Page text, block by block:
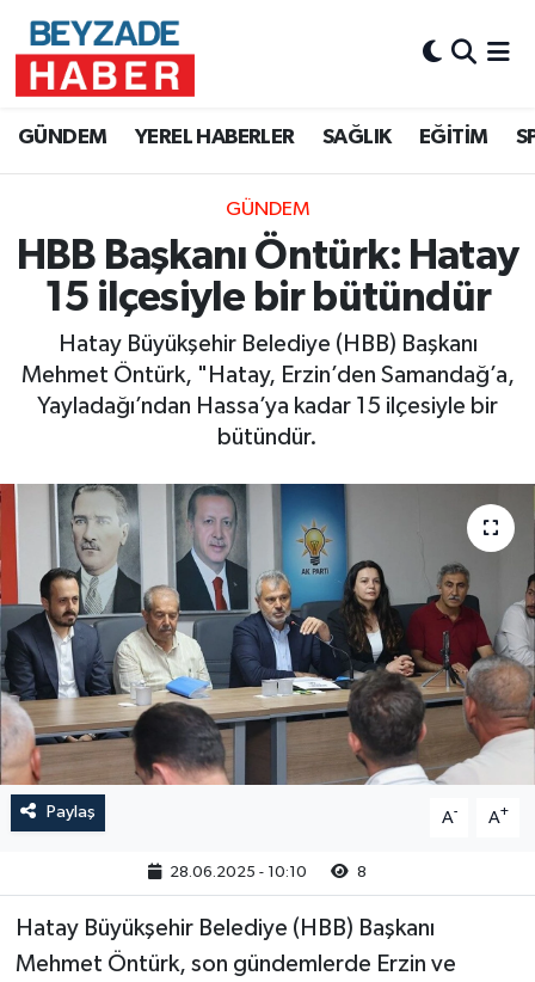
GÜNDEM YEREL HABERLER SAĞLIK EĞİTİM
GÜNDEM
HBB Başkanı Öntürk: Hatay
15 ilçesiyle bir bütündür
Hatay Büyükşehir Belediye (HBB) Başkanı
Mehmet Öntürk, "Hatay, Erzin’den Samandağ’a,
Yayladağı’ndan Hassa’ya kadar 15 ilçesiyle bir
bütündür.
Paylaş A- A+
28.06.2025 - 10:10 8
Hatay Büyükşehir Belediye (HBB) Başkanı
Mehmet Öntürk, son gündemlerde Erzin ve
Hava Durumu
Süper Lig Puan Durumu ve Fikstür
Tüm Manşetler
Son Dakika Haberleri
Haber Arşivi